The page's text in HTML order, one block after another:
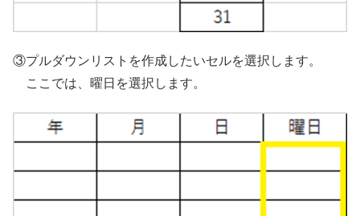
③プルダウンリストを作成したいセルを選択します。
ここでは、曜日を選択します。